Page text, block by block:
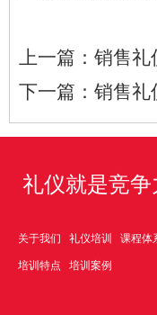
上一篇： 销售礼
下一篇： 销售礼
礼仪就是竞
关于我们 礼仪培训 课程体
培训特点 培训案例